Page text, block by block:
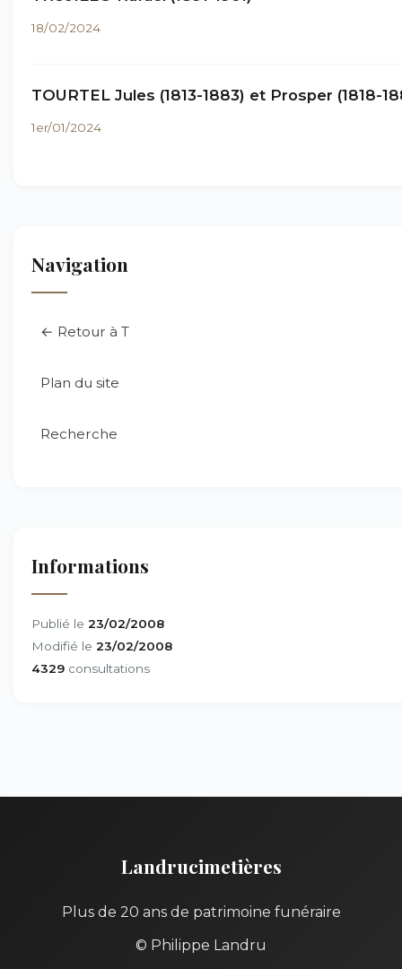
18/02/2024
TOURTEL Jules (1813-1883) et Prosper (1818-
1er/01/2024
Navigation
← Retour à T
Plan du site
Recherche
Informations
Publié le 23/02/2008
Modifié le 23/02/2008
4329 consultations
Landrucimetières
Plus de 20 ans de patrimoine funéraire
© Philippe Landru